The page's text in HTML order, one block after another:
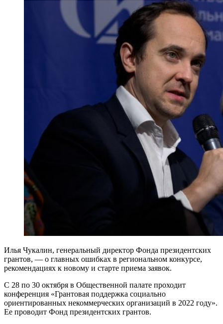
Илья Чукалин, генеральный директор Фонда президентских
грантов, — о главных ошибках в региональном конкурсе,
рекомендациях к новому и старте приема заявок.
С 28 по 30 октября в Общественной палате проходит
конференция «Грантовая поддержка социально
ориентированных некоммерческих организаций в 2022 году».
Ее проводит Фонд президентских грантов.